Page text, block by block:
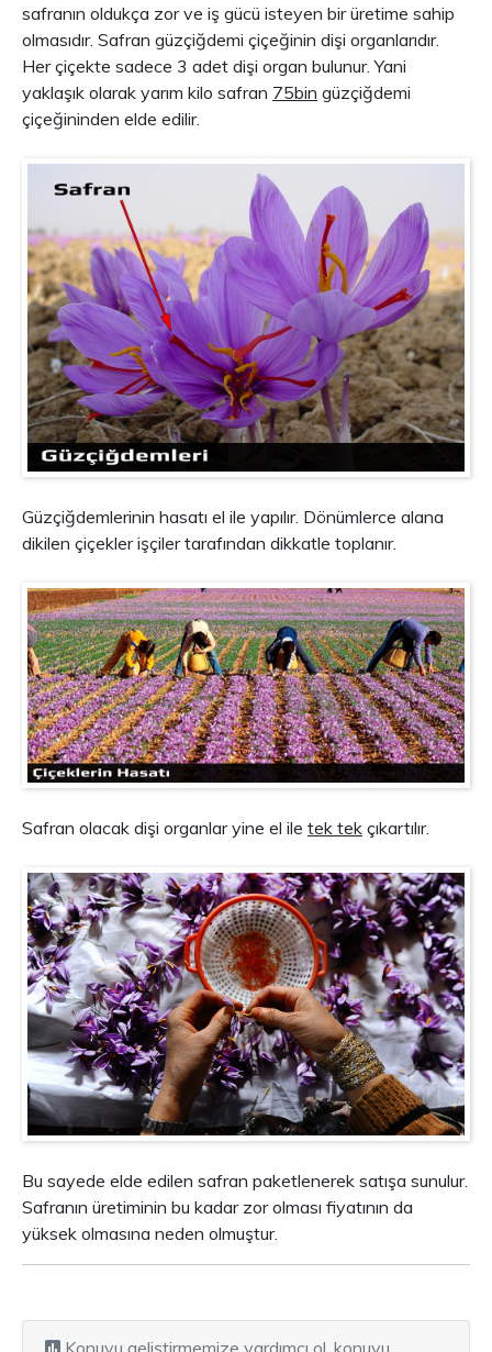
safranın oldukça zor ve iş gücü isteyen bir üretime sahip
olmasıdır. Safran güzçiğdemi çiçeğinin dişi organlarıdır.
Her çiçekte sadece 3 adet dişi organ bulunur. Yani
yaklaşık olarak yarım kilo safran 75bin güzçiğdemi
çiçeğininden elde edilir.
Güzçiğdemlerinin hasatı el ile yapılır. Dönümlerce alana
dikilen çiçekler işçiler tarafından dikkatle toplanır.
Safran olacak dişi organlar yine el ile tek tek çıkartılır.
Bu sayede elde edilen safran paketlenerek satışa sunulur.
Safranın üretiminin bu kadar zor olması fiyatının da
yüksek olmasına neden olmuştur.
Konuyu geliştirmemize yardımcı ol, konuyu